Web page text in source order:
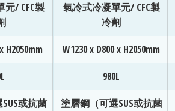
/ CFC製
H2050mm
或抗菌
氣冷式冷凝單元/ CFC製
冷劑
W1230 x D800 x H2050mm
980L
塗層鋼（可選SUS或抗菌